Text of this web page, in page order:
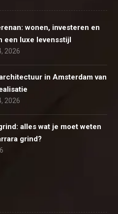
wonen, investeren en
een luxe levensstijl
2026
in Amsterdam van
2026
alles wat je moet weten
grind?